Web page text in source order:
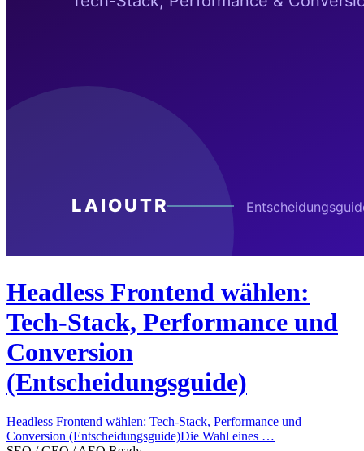
Headless Frontend wählen:
Tech-Stack, Performance und
Conversion
(Entscheidungsguide)
Headless Frontend wählen: Tech-Stack, Performance und
Conversion (Entscheidungsguide)Die Wahl eines …